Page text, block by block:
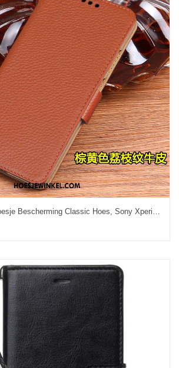
Sony Xperia Xa1 Hoesje Bescherming Classic Hoes, Sony Xperia Xa1 Hoesje Mobiele Telefoon Bedrijf Braun